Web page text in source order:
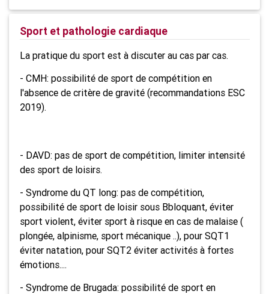
Sport et pathologie cardiaque
La pratique du sport est à discuter au cas par cas.
- CMH: possibilité de sport de compétition en
l'absence de critère de gravité (recommandations ESC
2019).
- DAVD: pas de sport de compétition, limiter intensité
des sport de loisirs.
- Syndrome du QT long: pas de compétition,
possibilité de sport de loisir sous Bbloquant, éviter
sport violent, éviter sport à risque en cas de malaise (
plongée, alpinisme, sport mécanique ..), pour SQT1
éviter natation, pour SQT2 éviter activités à fortes
émotions....
- Syndrome de Brugada: possibilité de sport en